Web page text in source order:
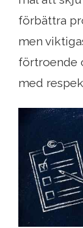
förbättra
men
förtroende
med